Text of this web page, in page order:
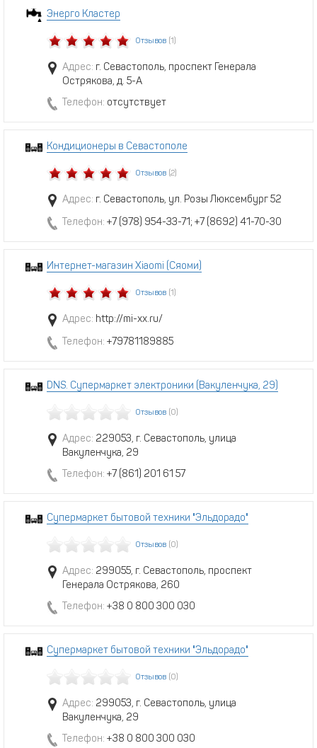
Энерго Кластер
Отзывов (1)
Адрес: г. Севастополь, проспект Генерала
Острякова, д. 5-А
Телефон: отсутствует
Кондиционеры в Севастополе
Отзывов (2)
Адрес: г. Севастополь, ул. Розы Люксембург 52
Телефон: +7 (978) 954-33-71; +7 (8692) 41-70-30
Интернет-магазин Xiaomi (Сяоми)
Отзывов (1)
Адрес: http://mi-xx.ru/
Телефон: +79781189885
DNS. Супермаркет электроники (Вакуленчука, 29)
Отзывов (0)
Адрес: 229053, г. Севастополь, улица
Вакуленчука, 29
Телефон: +7 (861) 201 61 57
Супермаркет бытовой техники "Эльдорадо"
Отзывов (0)
Адрес: 299055, г. Севастополь, проспект
Генерала Острякова, 260
Телефон: +38 0 800 300 030
Супермаркет бытовой техники "Эльдорадо"
Отзывов (0)
Адрес: 299053, г. Севастополь, улица
Вакуленчука, 29
Телефон: +38 0 800 300 030